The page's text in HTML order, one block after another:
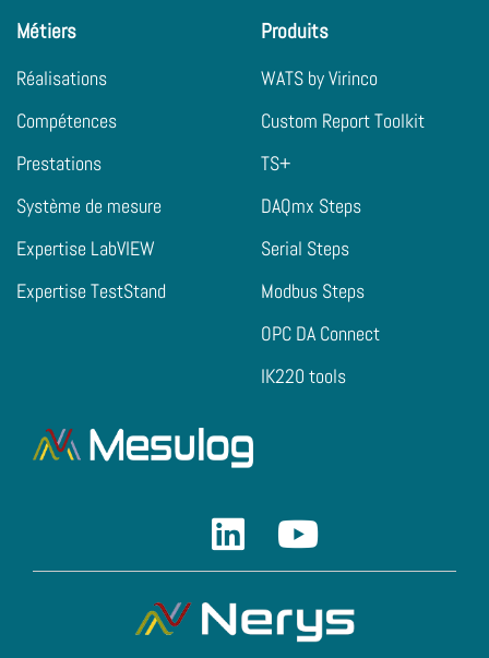
Métiers
Réalisations
Compétences
Prestations
Système de mesure
Expertise LabVIEW
Expertise TestStand
Produits
WATS by Virinco
Custom Report Toolkit
TS+
DAQmx Steps
Serial Steps
Modbus Steps
OPC DA Connect
IK220 tools
Linkedin
Youtube